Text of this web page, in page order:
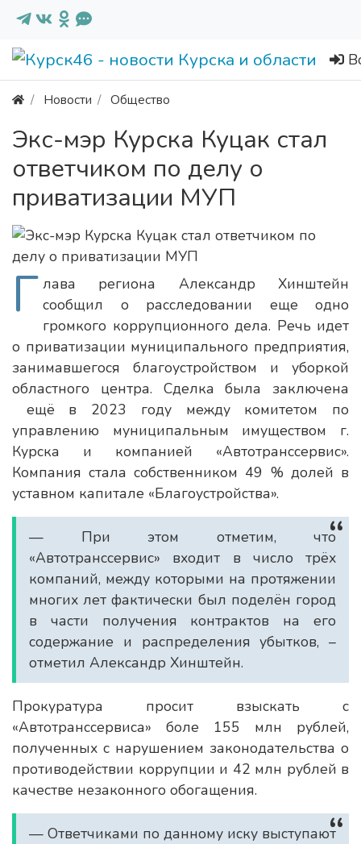
Новости Общество
Экс-мэр Курска Куцак стал
ответчиком по делу о
приватизации МУП
Г лава региона Александр Хинштейн
сообщил о расследовании еще одно
громкого коррупционного дела. Речь идет
о приватизации муниципального предприятия,
занимавшегося благоустройством и уборкой
областного центра. Сделка была заключена
ещё в 2023 году между комитетом по
управлению муниципальным имуществом г.
Курска и компанией «Автотранссервис».
Компания стала собственником 49 % долей в
уставном капитале «Благоустройства».
— При этом отметим, что
«Автотранссервис» входит в число трёх
компаний, между которыми на протяжении
многих лет фактически был поделён город
в части получения контрактов на его
содержание и распределения убытков, –
отметил Александр Хинштейн.
Прокуратура просит взыскать с
«Автотранссервиса» боле 155 млн рублей,
полученных с нарушением законодательства о
противодействии коррупции и 42 млн рублей в
качестве незаконного обогащения.
— Ответчиками по данному иску выступают